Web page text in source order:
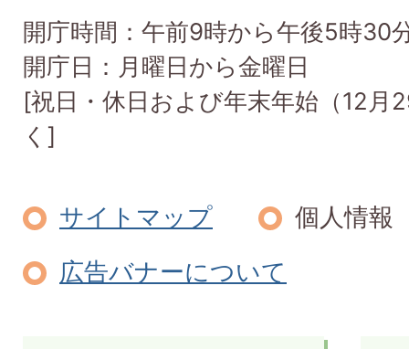
開庁時間：午前9時から午後5時30
開庁日：月曜日から金曜日
[祝日・休日および年末年始（12月
く]
サイトマップ
個人情報
広告バナーについて